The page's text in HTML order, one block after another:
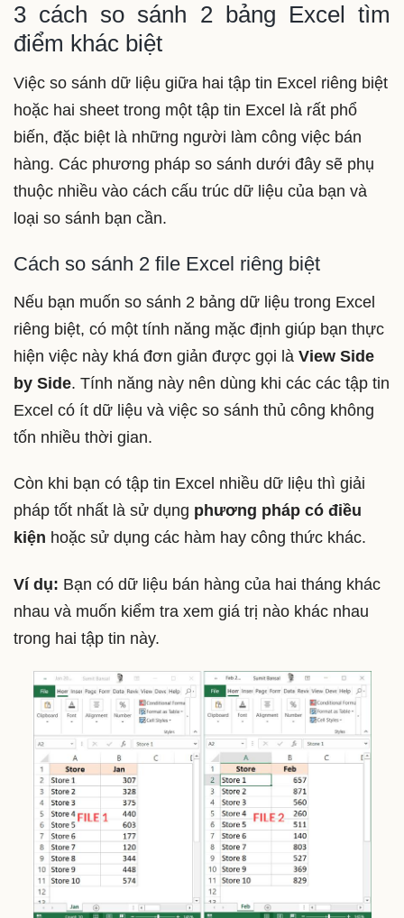
3 cách so sánh 2 bảng Excel tìm
điểm khác biệt
Việc so sánh dữ liệu giữa hai tập tin Excel riêng biệt
hoặc hai sheet trong một tập tin Excel là rất phổ
biến, đặc biệt là những người làm công việc bán
hàng. Các phương pháp so sánh dưới đây sẽ phụ
thuộc nhiều vào cách cấu trúc dữ liệu của bạn và
loại so sánh bạn cần.
Cách so sánh 2 file Excel riêng biệt
Nếu bạn muốn so sánh 2 bảng dữ liệu trong Excel
riêng biệt, có một tính năng mặc định giúp bạn thực
hiện việc này khá đơn giản được gọi là View Side
by Side. Tính năng này nên dùng khi các các tập tin
Excel có ít dữ liệu và việc so sánh thủ công không
tốn nhiều thời gian.
Còn khi bạn có tập tin Excel nhiều dữ liệu thì giải
pháp tốt nhất là sử dụng phương pháp có điều
kiện hoặc sử dụng các hàm hay công thức khác.
Ví dụ: Bạn có dữ liệu bán hàng của hai tháng khác
nhau và muốn kiểm tra xem giá trị nào khác nhau
trong hai tập tin này.